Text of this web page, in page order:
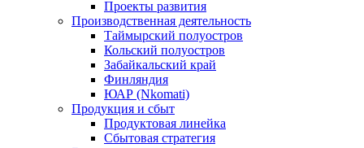
Проекты развития
Производственная деятельность
Таймырский полуостров
Кольский полуостров
Забайкальский край
Финляндия
ЮАР (Nkomati)
Продукция и сбыт
Продуктовая линейка
Сбытовая стратегия